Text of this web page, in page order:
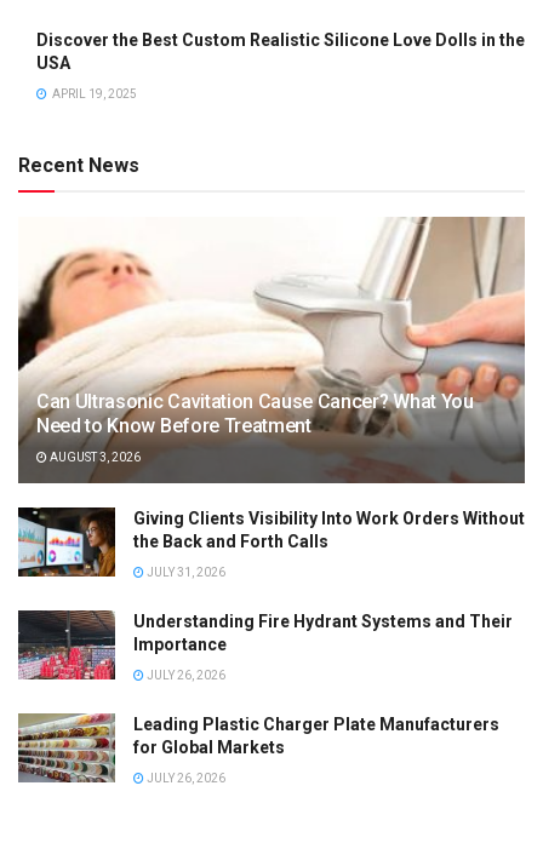
Discover the Best Custom Realistic Silicone Love Dolls in the
USA
APRIL 19, 2025
Recent News
Can Ultrasonic Cavitation Cause Cancer? What You
Need to Know Before Treatment
AUGUST 3, 2026
Giving Clients Visibility Into Work Orders Without
the Back and Forth Calls
JULY 31, 2026
Understanding Fire Hydrant Systems and Their
Importance
JULY 26, 2026
Leading Plastic Charger Plate Manufacturers
for Global Markets
JULY 26, 2026